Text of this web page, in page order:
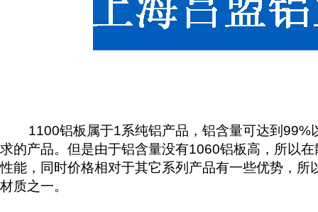
1100铝板属于1系纯铝产品，铝含量可达到99%
求的产品。但是由于铝含量没有1060铝板高，所以
性能，同时价格相对于其它系列产品有一些优势，
材质之一。